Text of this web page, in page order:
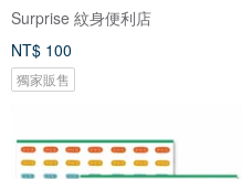
Surprise 紋身便利店
NT$ 100
獨家販售